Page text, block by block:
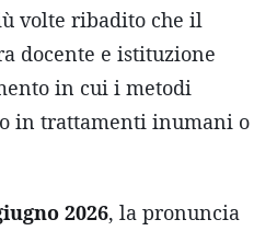
volte ribadito che il
docente e istituzione
in cui i metodi
in trattamenti inumani o
2026, la pronuncia